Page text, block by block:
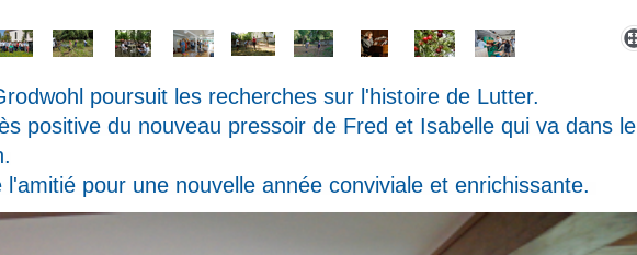
poursuit les recherches sur l'histoire de Lutter.
positive du nouveau pressoir de Fred et Isabelle qui va dans le
pour une nouvelle année conviviale et enrichissante.